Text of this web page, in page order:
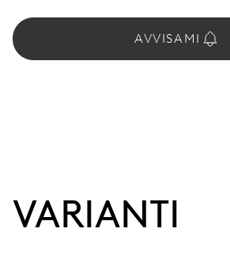
AVVISAMI
VARIANTI